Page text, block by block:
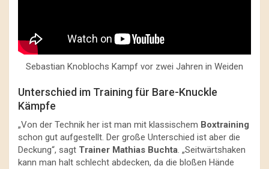
Sebastian Knoblochs Kampf vor zwei Jahren in Weiden
Unterschied im Training für Bare-Knuckle
Kämpfe
„Von der Technik her ist man mit klassischem Boxtraining
schon gut aufgestellt. Der große Unterschied ist aber die
Deckung“, sagt Trainer Mathias Buchta. „Seitwärtshaken
kann man halt schlecht abdecken, da die bloßen Hände